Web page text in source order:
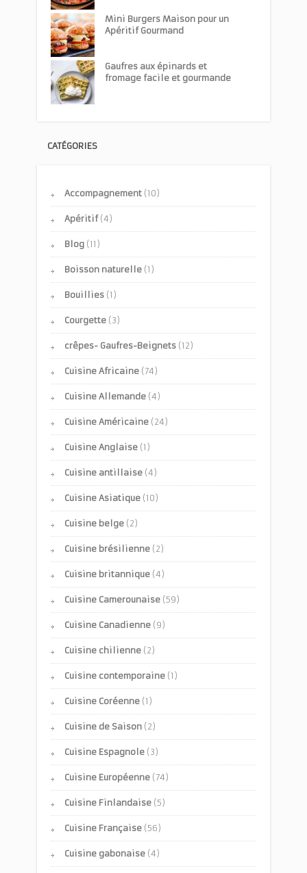
Mini Burgers Maison pour un
Apéritif Gourmand
Gaufres aux épinards et
fromage facile et gourmande
CATÉGORIES
Accompagnement (10)
Apéritif(4)
Blog (11)
Boisson naturelle (1)
Bouillies (1)
Courgette (3)
crêpes- Gaufres-Beignets (12)
Cuisine Africaine (74)
Cuisine Allemande (4)
Cuisine Américaine (24)
Cuisine Anglaise (1)
Cuisine antillaise (4)
Cuisine Asiatique (10)
Cuisine belge (2)
Cuisine brésilienne (2)
Cuisine britannique (4)
Cuisine Camerounaise (59)
Cuisine Canadienne (9)
Cuisine chilienne (2)
Cuisine contemporaine (1)
Cuisine Coréenne (1)
Cuisine de Saison (2)
Cuisine Espagnole (3)
Cuisine Européenne (74)
Cuisine Finlandaise (5)
Cuisine Française (56)
Cuisine gabonaise (4)